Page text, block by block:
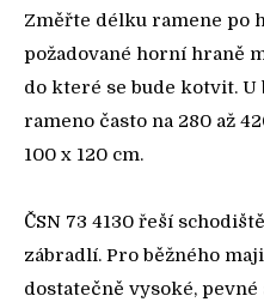
Změřte délku ramene po
požadované horní hraně
do které se bude kotvit.
rameno často na 280 až
100 x 120 cm.
ČSN 73 4130 řeší
zábradlí. Pro běžného
dostatečně vysoké,